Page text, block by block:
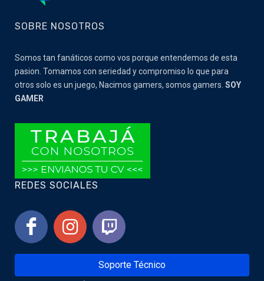
SOBRE NOSOTROS
Somos tan fanáticos como vos porque entendemos de esta
pasion. Tomamos con seriedad y compromiso lo que para
otros solo es un juego, Nacimos gamers, somos gamers. SOY
GAMER
REDES SOCIALES
Soporte Técnico